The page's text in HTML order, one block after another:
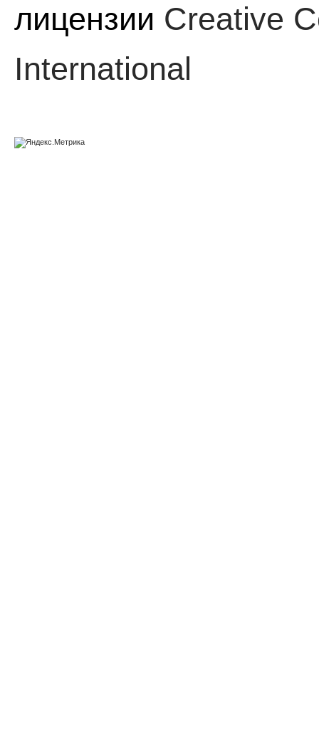
лицензии Creative
International